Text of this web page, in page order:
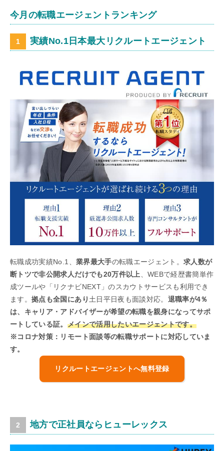
今月の転職エージェントランキング
実績No.1日本最大リクルートエージェント
転職成功実績No.1、 業界最大手の転職エージェント。求人数が
断トツで非公開求人だけでも20万件以上、WEBで経歴書簡単作
成ツールや「リクナビNEXT」のスカウトサービスも利用でき
ます。拠点も全国にあり土日平日夜も面談対応。 退職率が4％
は、キャリア・アドバイザーが希望の転職を親身になってサポ
ートしている証。 メインで活用したいエージェントです。
※コロナ対策：リモート面談等の転職サポートに対応していま
す。
リクルートエージェントへ無料登録
地方で正社員ならヒューレックス